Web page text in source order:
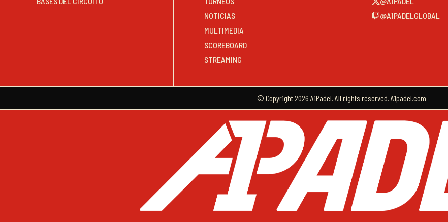
NOTICIAS
MULTIMEDIA
SCOREBOARD
STREAMING
@A1PADELGLOBAL
© Copyright 2026 A1Padel. All rights reserved. A1padel.com